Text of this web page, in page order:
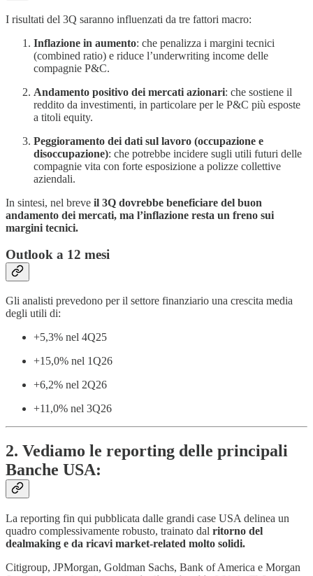
I risultati del 3Q saranno influenzati da tre fattori macro:
Inflazione in aumento: che penalizza i margini tecnici
(combined ratio) e riduce l’underwriting income delle
compagnie P&C.
Andamento positivo dei mercati azionari: che sostiene il
reddito da investimenti, in particolare per le P&C più esposte
a titoli equity.
Peggioramento dei dati sul lavoro (occupazione e
disoccupazione): che potrebbe incidere sugli utili futuri delle
compagnie vita con forte esposizione a polizze collettive
aziendali.
In sintesi, nel breve il 3Q dovrebbe beneficiare del buon
andamento dei mercati, ma l’inflazione resta un freno sui
margini tecnici.
Outlook a 12 mesi
Gli analisti prevedono per il settore finanziario una crescita media
degli utili di:
+5,3% nel 4Q25
+15,0% nel 1Q26
+6,2% nel 2Q26
+11,0% nel 3Q26
2. Vediamo le reporting delle principali
Banche USA:
La reporting fin qui pubblicata dalle grandi case USA delinea un
quadro complessivamente robusto, trainato dal ritorno del
dealmaking e da ricavi market-related molto solidi.
Citigroup, JPMorgan, Goldman Sachs, Bank of America e Morgan